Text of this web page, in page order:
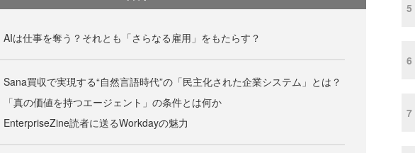
AIは仕事を奪う？それとも「さらなる雇用」をもたらす？
Sana買収で実現する“自然言語時代”の「民主化された企業システム」とは？
「真の価値を持つエージェント」の条件とは何か
EnterpriseZine読者に送るWorkdayの魅力
5
6
7